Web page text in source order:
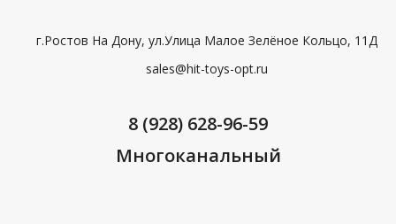
г.Ростов На Дону, ул.Улица Малое Зелёное Кольцо, 11Д
sales@hit-toys-opt.ru
8 (928) 628-96-59
Многоканальный